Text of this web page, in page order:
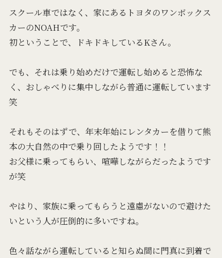
スクール車ではなく、家にあるトヨタのワンボックス
カーのNOAHです。
初ということで、ドキドキしているKさん。
でも、それは乗り始めだけで運転し始めると恐怖な
く、おしゃべりに集中しながら普通に運転しています
笑
それもそのはずで、年末年始にレンタカーを借りて熊
本の大自然の中で乗り回したようです！！
お父様に乗ってもらい、喧嘩しながらだったようです
が笑
やはり、家族に乗ってもらうと遠慮がないので避けた
いという人が圧倒的に多いですね。
色々話ながら運転していると知らぬ間に門真に到着で